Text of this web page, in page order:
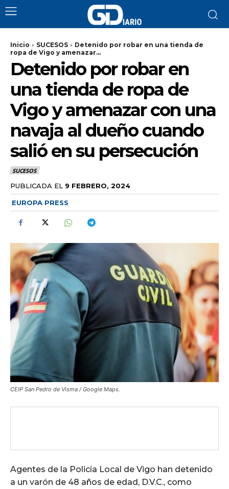
Inicio SUCESOS
Detenido por robar en una tienda de
ropa de Vigo y amenazar...
Detenido por robar en
una tienda de ropa de
Vigo y amenazar con una
navaja al dueño cuando
salió en su persecución
SUCESOS
PUBLICADA EL 9 FEBRERO, 2024
EUROPA PRESS
CEIP San Pedro de Visma / Google Maps.
Agentes de la Policía Local de Vigo han detenido
a un varón de 48 años de edad, D.V.C., como